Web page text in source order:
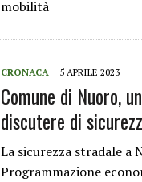
mobilità
CRONACA 5 APRILE 2023
Comune di Nuoro,
discutere di
La sicurezza stradale a
Programmazione